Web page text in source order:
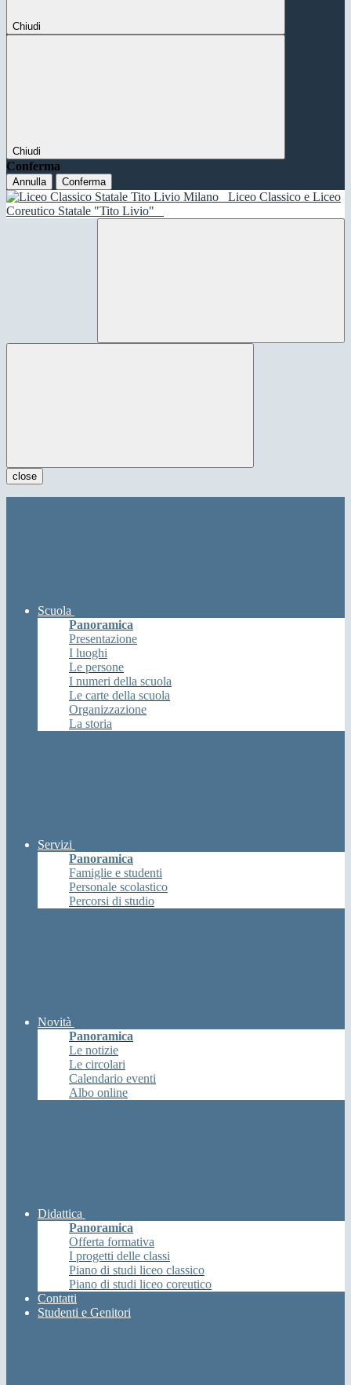
Chiudi
Chiudi
Conferma
Annulla Conferma
Liceo Classico e Liceo
Coreutico Statale "Tito Livio"
close
Scuola
Panoramica
Presentazione
I luoghi
Le persone
I numeri della scuola
Le carte della scuola
Organizzazione
La storia
Servizi
Panoramica
Famiglie e studenti
Personale scolastico
Percorsi di studio
Novità
Panoramica
Le notizie
Le circolari
Calendario eventi
Albo online
Didattica
Panoramica
Offerta formativa
I progetti delle classi
Piano di studi liceo classico
Piano di studi liceo coreutico
Contatti
Studenti e Genitori